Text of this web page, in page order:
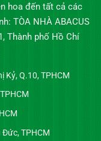
hoa đến tất cả các
TÒA NHÀ ABACUS
Thành phố Hồ Chí
Kỷ, Q.10, TPHCM
TPHCM